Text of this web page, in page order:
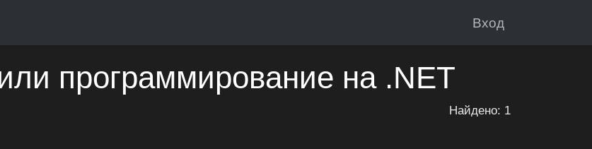
Вход
программирование на .NET
Найдено: 1